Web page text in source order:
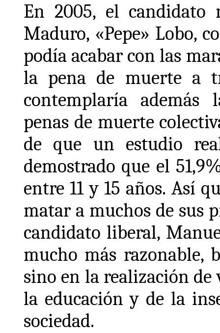
En 2005, el candidato
Maduro, «Pepe» Lobo,
podía acabar con las
la pena de muerte a
contemplaría
penas de muerte
de que un estudio
demostrado que el
entre 11 y 15 años. Así
matar a muchos de sus
candidato liberal,
mucho más razonable,
sino en la realización de
la educación y de la
sociedad.